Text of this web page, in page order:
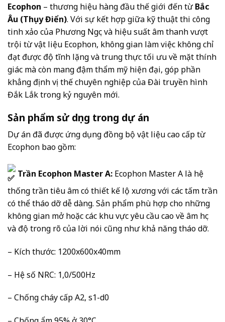
Ecophon – thương hiệu hàng đầu thế giới đến từBắc
Âu (Thụy Điển). Với sự kết hợp giữa kỹ thuật thi công
tinh xảo của Phương Ngọc và hiệu suất âm thanh vượt
trội từ vật liệu Ecophon, không gian làm việc không chỉ
đạt được độ tĩnh lặng và trung thực tối ưu về mặt thính
giác mà còn mang đậm thẩm mỹ hiện đại, góp phần
khẳng định vị thế chuyên nghiệp của Đài truyền hình
Đắk Lắk trong kỷ nguyên mới.
Sản phẩm sử dụng trong dự án
Dự án đã được ứng dụng đồng bộ vật liệu cao cấp từ
Ecophon bao gồm:
Trần Ecophon Master A: Ecophon Master A là hệ
thống trần tiêu âm có thiết kế lộ xương với các tấm trần
có thể tháo dỡ dễ dàng. Sản phẩm phù hợp cho những
không gian mở hoặc các khu vực yêu cầu cao về âm học
và độ trong rõ của lời nói cũng như khả năng tháo dỡ.
– Kích thước: 1200x600x40mm
– Hệ số NRC: 1,0/500Hz
– Chống cháy cấp A2, s1-d0